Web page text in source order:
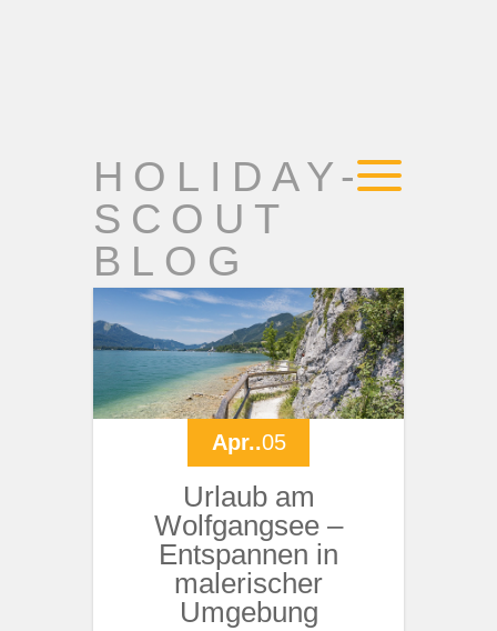
HOLIDAY-
SCOUT
BLOG
Apr..05
Urlaub am
Wolfgangsee –
Entspannen in
malerischer
Umgebung